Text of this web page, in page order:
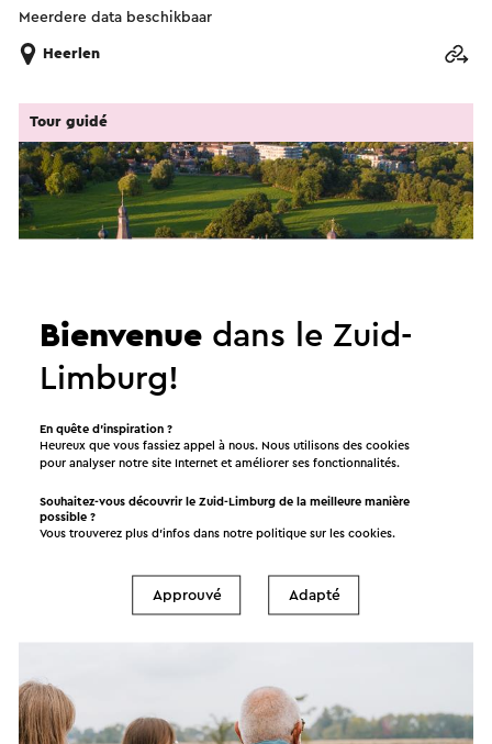
Meerdere data beschikbaar
Heerlen
Waterwandeling bij Kasteel Hoensbroek
Tour guidé
Hoensbroek
Bienvenue dans le Zuid-
Limburg!
En quête d’inspiration ?
Heureux que vous fassiez appel à nous. Nous utilisons des cookies
pour analyser notre site Internet et améliorer ses fonctionnalités.
Souhaitez-vous découvrir le Zuid-Limburg de la meilleure manière
possible ?
Vous trouverez plus d’infos dans notre politique sur lescookies.
Approuvé Adapté